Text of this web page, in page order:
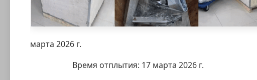
марта 2026 г.
Время отплытия: 17 марта 2026 г.